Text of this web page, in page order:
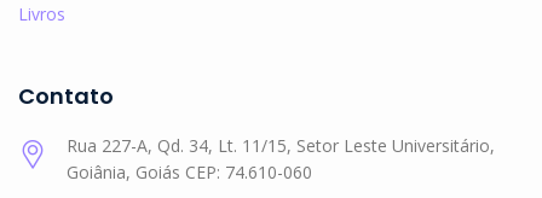
Livros
Contato
Rua 227-A, Qd. 34, Lt. 11/15, Setor Leste Universitário,
Goiânia, Goiás CEP: 74.610-060